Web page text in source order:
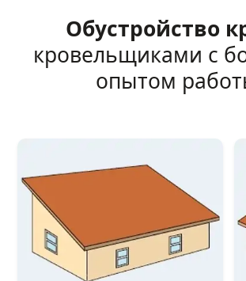
Обустройство
кровельщиками с
опытом